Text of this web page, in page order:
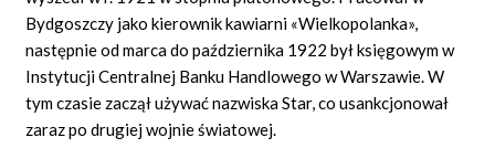
Bydgoszczy jako kierownik kawiarni «Wielkopolanka»,
następnie od marca do października 1922 był księgowym w
Instytucji Centralnej Banku Handlowego w Warszawie. W
tym czasie zaczął używać nazwiska Star, co usankcjonował
zaraz po drugiej wojnie światowej.